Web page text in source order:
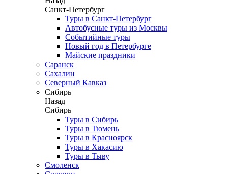
Санкт-Петербург
Туры в Санкт-Петербург
Автобусные туры из Москвы
Событийные туры
Новый год в Петербурге
Майские праздники
Саранск
Сахалин
Северный Кавказ
Сибирь
Назад
Сибирь
Туры в Сибирь
Туры в Тюмень
Туры в Красноярск
Туры в Хакасию
Туры в Тыву
Смоленск